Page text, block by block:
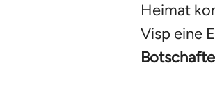
Heimat
Visp eine